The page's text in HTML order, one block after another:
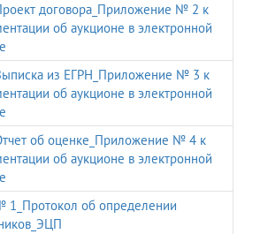
договора_Приложение № 2 к
об аукционе в электронной
из ЕГРН_Приложение № 3 к
об аукционе в электронной
об оценке_Приложение № 4 к
об аукционе в электронной
об определении